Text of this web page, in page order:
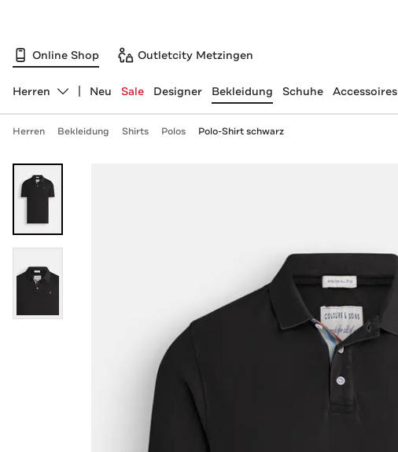
Online Shop Outletcity Metzingen
Abteilung ändern, ausgewählt:
Herren Neu Sale Designer Bekleidung Schuhe Accessoires
Herren Bekleidung Shirts Polos Polo-Shirt schwarz